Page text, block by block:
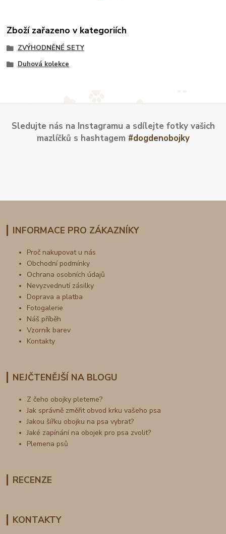
Zboží zařazeno v kategoriích
ZVÝHODNĚNÉ SETY
Duhová kolekce
Sledujte nás na Instagramu a sdílejte fotky vašich
mazlíčků s hashtagem #dogdenobojky
INFORMACE PRO ZÁKAZNÍKY
Proč nakupovat u nás
Obchodní podmínky
Ochrana osobních údajů
Nevyzvednutí zásilky
Doprava a platba
Fotogalerie
Náš příběh
Vzorník barev
Kontakty
NEJČTENĚJŠÍ NA BLOGU
Z čeho obojky pleteme?
Jak správně změřit obvod krku vašeho psa
Jakou šířku obojku na psa vybrat?
Jaké zapínání na obojek pro psa zvolit?
Plemena psů
RECENZE
KONTAKTY